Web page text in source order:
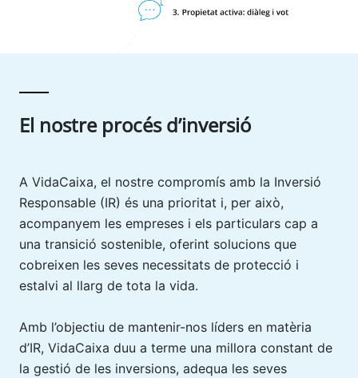
El nostre procés d’inversió
A VidaCaixa, el nostre compromís amb la Inversió
Responsable (IR) és una prioritat i, per això,
acompanyem les empreses i els particulars cap a
una transició sostenible, oferint solucions que
cobreixen les seves necessitats de protecció i
estalvi al llarg de tota la vida.
Amb l’objectiu de mantenir-nos líders en matèria
d’IR, VidaCaixa duu a terme una millora constant de
la gestió de les inversions, adequa les seves